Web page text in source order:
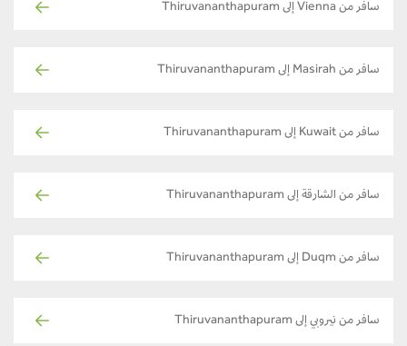
سافر من Vienna إلى Thiruvananthapuram
سافر من Masirah إلى Thiruvananthapuram
سافر من Kuwait إلى Thiruvananthapuram
سافر من الشارقة إلى Thiruvananthapuram
سافر من Duqm إلى Thiruvananthapuram
سافر من نيروبي إلى Thiruvananthapuram